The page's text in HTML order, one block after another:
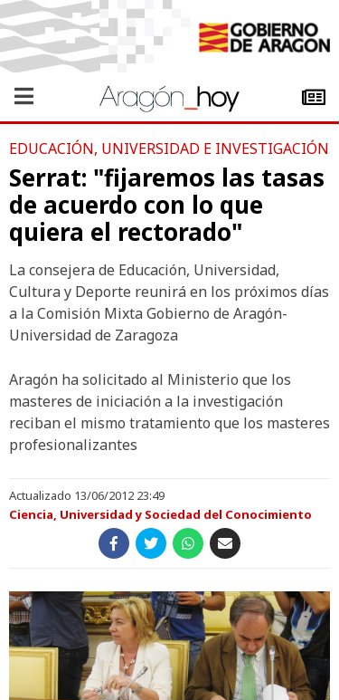
EDUCACIÓN, UNIVERSIDAD E INVESTIGACIÓN
Serrat: "fijaremos las tasas
de acuerdo con lo que
quiera el rectorado"
La consejera de Educación, Universidad,
Cultura y Deporte reunirá en los próximos días
a la Comisión Mixta Gobierno de Aragón-
Universidad de Zaragoza
Aragón ha solicitado al Ministerio que los
masteres de iniciación a la investigación
reciban el mismo tratamiento que los masteres
profesionalizantes
Actualizado 13/06/2012 23:49
Ciencia, Universidad y Sociedad del Conocimiento